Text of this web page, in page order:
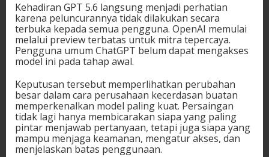
Kehadiran GPT 5.6 langsung menjadi perhatian
karena peluncurannya tidak dilakukan secara
terbuka kepada semua pengguna. OpenAI memulai
melalui preview terbatas untuk mitra tepercaya.
Pengguna umum ChatGPT belum dapat mengakses
model ini pada tahap awal.
Keputusan tersebut memperlihatkan perubahan
besar dalam cara perusahaan kecerdasan buatan
memperkenalkan model paling kuat. Persaingan
tidak lagi hanya membicarakan siapa yang paling
pintar menjawab pertanyaan, tetapi juga siapa yang
mampu menjaga keamanan, mengatur akses, dan
menjelaskan batas penggunaan.